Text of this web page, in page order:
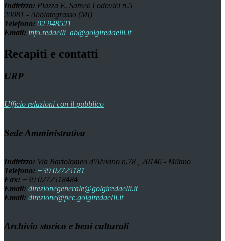
Indirizzo: Piazza E. Samek Lodovici n.5
20081 - Abbiategrasso (MI)
Telefono: 02 948521
Email: info.redaelli_ab@golgiredaelli.it
Recapiti e contatti
URP
Ufficio relazioni con il pubblico
Sede Amministrativa
Indirizzo: Via Bartolomeo d'Alviano n.78 , 20146 - Milano
Telefono: +39 02725181
Fax: +39 0272518484
Email: direzionegenerale@golgiredaelli.it
Email: direzione@pec.golgiredaelli.it
Archivio storico e beni culturali